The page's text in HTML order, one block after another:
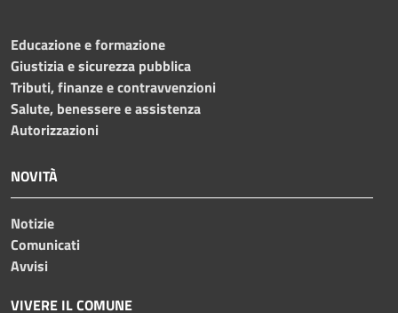
Educazione e formazione
Giustizia e sicurezza pubblica
Tributi, finanze e contravvenzioni
Salute, benessere e assistenza
Autorizzazioni
NOVITÀ
Notizie
Comunicati
Avvisi
VIVERE IL COMUNE